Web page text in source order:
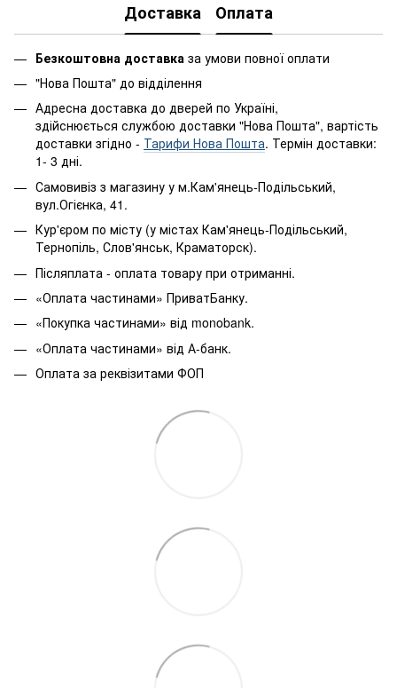
Доставка Оплата
Безкоштовна доставка за умови повної оплати
"Нова Пошта" до відділення
Адресна доставка до дверей по Україні,
здійснюється службою доставки "Нова Пошта", вартість
доставки згідно - Тарифи Нова Пошта. Термін доставки:
1- 3 дні.
Самовивіз з магазину у м.Кам'янець-Подільський,
вул.Огієнка, 41.
Кур'єром по місту (у містах Кам'янець-Подільський,
Тернопіль, Слов'янськ, Краматорск).
Післяплата - оплата товару при отриманні.
«Оплата частинами» ПриватБанку.
«Покупка частинами» від monobank.
«Оплата частинами» від А-банк.
Оплата за реквізитами ФОП